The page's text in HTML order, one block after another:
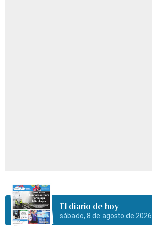
El diario de hoy
sábado, 8 de agosto de 2026